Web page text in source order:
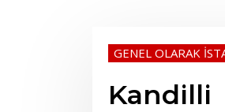
GENEL OLARAK
Kandilli